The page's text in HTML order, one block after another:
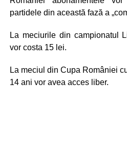
partidele din această fază a
La meciurile din campionatul
vor costa 15 lei.
La meciul din Cupa României
14 ani vor avea acces liber.